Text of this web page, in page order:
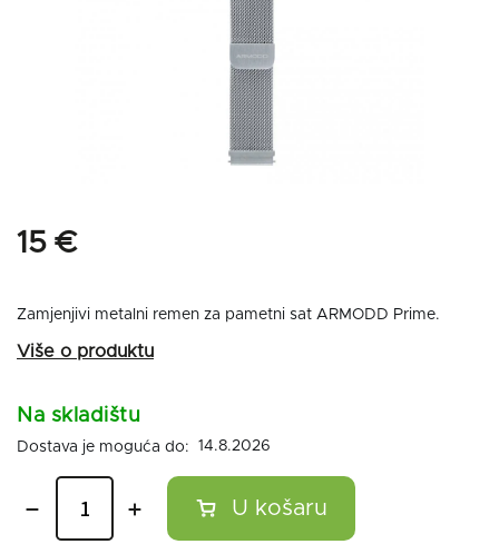
15 €
Zamjenjivi metalni remen za pametni sat ARMODD Prime.
Na skladištu
14.8.2026